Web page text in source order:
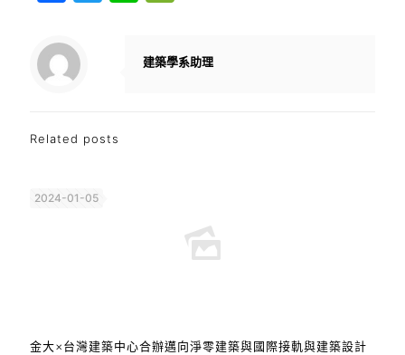
建築學系助理
Related posts
2024-01-05
金大×台灣建築中心合辦邁向淨零建築與國際接軌與建築設計